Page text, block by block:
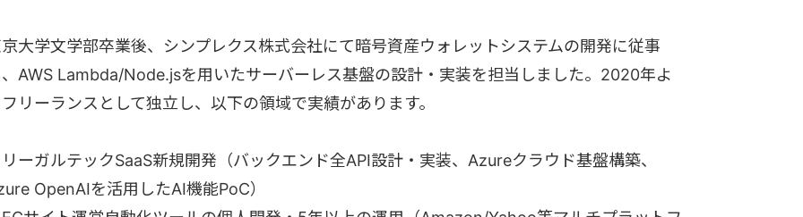
大学文学部卒業後、シンプレクス株式会社にて暗号資産ウォレットシステムの開発に従事
AWS Lambda/Node.jsを用いたサーバーレス基盤の設計・実装を担当しました。2020年よ
リーランスとして独立し、以下の領域で実績があります。
ーガルテックSaaS新規開発（バックエンド全API設計・実装、Azureクラウド基盤構築、
OpenAIを活用したAI機能PoC）